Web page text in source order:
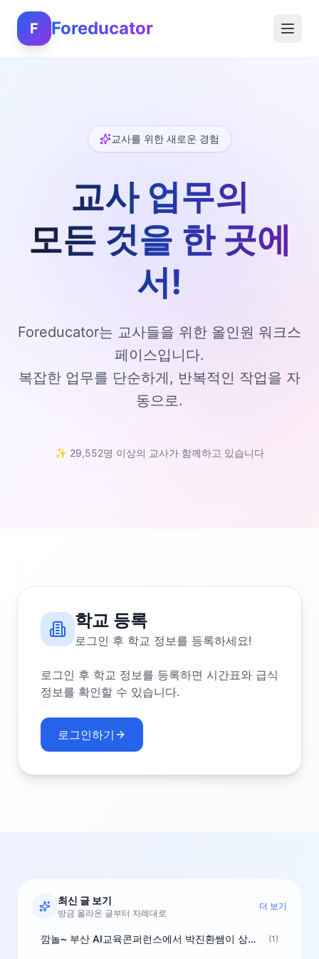
F Foreducator
교사를 위한 새로운 경험
교사 업무의
모든 것을 한 곳에
서!
Foreducator는 교사들을 위한 올인원 워크스
페이스입니다.
복잡한 업무를 단순하게, 반복적인 작업을 자
동으로.
✨ 29,552명 이상의 교사가 함께하고 있습니다
학교 등록
로그인 후 학교 정보를 등록하세요!
로그인 후 학교 정보를 등록하면 시간표와 급식
정보를 확인할 수 있습니다.
로그인하기
최신 글 보기
방금 올라온 글부터 차례대로
더 보기
깜놀~ 부산 AI교육콘퍼런스에서 박진환쌤이 상받으려 나오셨네요~ ^^ (1)